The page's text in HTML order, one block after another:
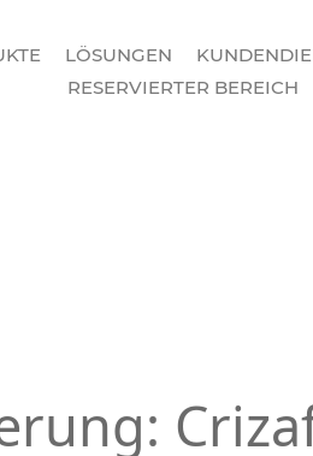
LÖSUNGEN
RESERVIERTER BEREICH